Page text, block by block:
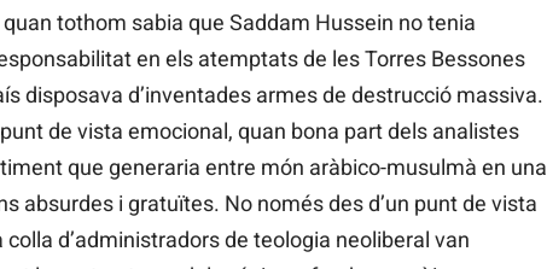
tothom sabia que Saddam Hussein no tenia
en els atemptats de les Torres Bessones
disposava d’inventades armes de destrucció massiva.
de vista emocional, quan bona part dels analistes
que generaria entre món aràbico-musulmà en una
absurdes i gratuïtes. No només des d’un punt de vista
d’administradors de teologia neoliberal van